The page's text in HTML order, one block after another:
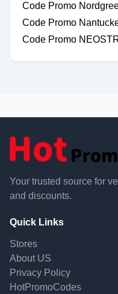
Code Promo
Code Promo
Code Promo
Your trusted source for
and discounts.
Quick Links
Stores
About US
Privacy Policy
HotPromoCodes